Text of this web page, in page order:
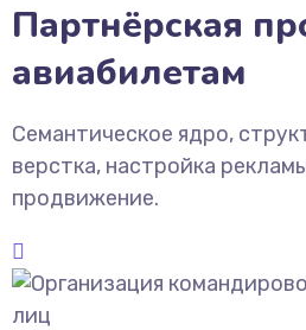
Партнёрская
авиабилетам
Семантическое ядро,
верстка, настройка
продвижение.